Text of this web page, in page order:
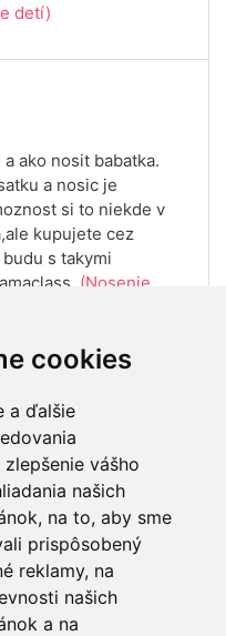
cookies
a ďalšie
vášho
našich
na to, aby sme
prispôsobený
reklamy, na
našich
a na
detí)
ako nosit babatka.
a nosic je
si to niekde v
kupujete cez
s takymi
(Nosenie
mám teraz pár
pre ľudí, ktorí toto
:)Ďakujem.(Nosenie